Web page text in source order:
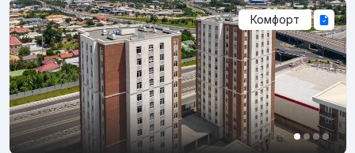
Комфорт